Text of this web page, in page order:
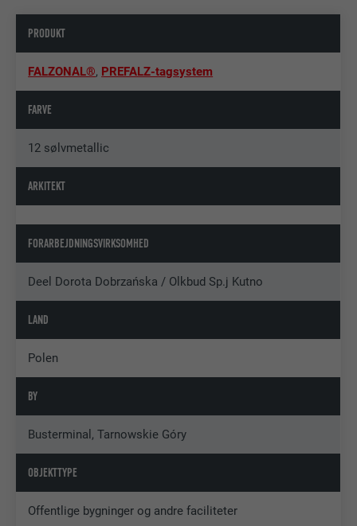
PRODUKT
FALZONAL®, PREFALZ-tagsystem
FARVE
12 sølvmetallic
ARKITEKT
FORARBEJDNINGSVIRKSOMHED
Deel Dorota Dobrzańska / Olkbud Sp.j Kutno
LAND
Polen
BY
Busterminal, Tarnowskie Góry
OBJEKTTYPE
Offentlige bygninger og andre faciliteter